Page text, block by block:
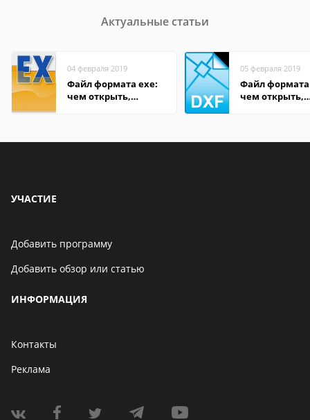
Актуальные статьи
04 февраля 2019
Файл формата exe:
чем открыть,
05 февраля 2019
Файл формата
чем открыть,
УЧАСТИЕ
Добавить программу
Добавить обзор или статью
ИНФОРМАЦИЯ
Контакты
Реклама